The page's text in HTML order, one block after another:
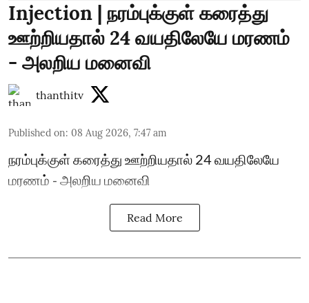
Injection | நரம்புக்குள் கரைத்து
ஊற்றியதால் 24 வயதிலேயே மரணம்
- அலறிய மனைவி
thanthitv
Published on: 08 Aug 2026, 7:47 am
நரம்புக்குள் கரைத்து ஊற்றியதால் 24 வயதிலேயே
மரணம் - அலறிய மனைவி
Read More